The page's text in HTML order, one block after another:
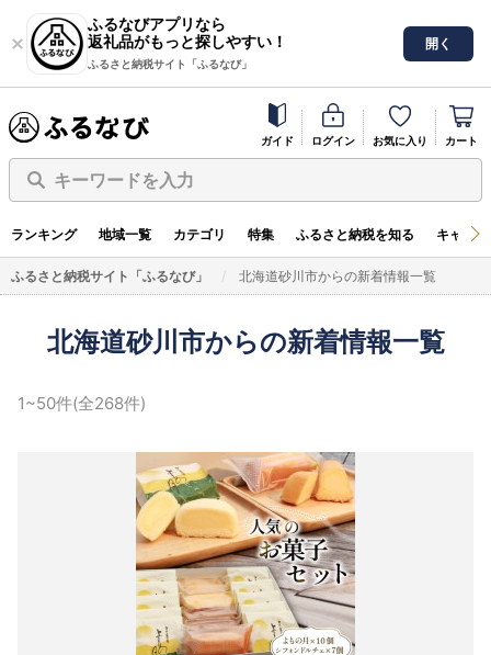
ふるなびアプリなら
返礼品がもっと探しやすい！
ふるさと納税サイト「ふるなび」
開く
ガイド ログイン お気に入り カート
キーワードを入力
ランキング 地域一覧 カテゴリ 特集 ふるさと納税を知る キャン
ふるさと納税サイト「ふるなび」 北海道砂川市からの新着情報一覧
北海道砂川市からの新着情報一覧
1~50件(全268件)